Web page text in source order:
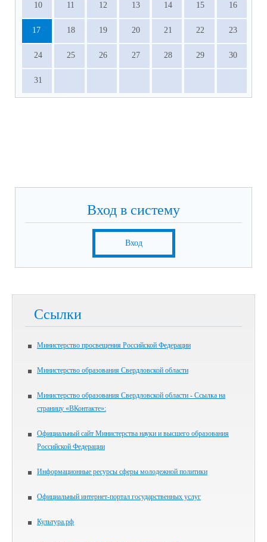
10 11 12 13 14 15 16
17 18 19 20 21 22 23
24 25 26 27 28 29 30
31
Вход в систему
Вход
Ссылки
Министерство просвещения Российской Федерации
Министерство образования Свердловской области
Министерство образования Свердловской области - Ссылка на
страницу «ВКонтакте»:
Официальный сайт Министерства науки и высшего образования
Российской Федерации
Информационные ресурсы сферы молодежной политики
Официальный интернет-портал государственных услуг
Культура.рф